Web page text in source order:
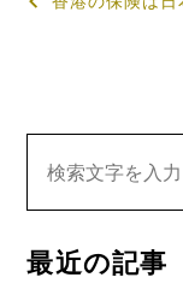
ゲ
ー
シ
最近の記事